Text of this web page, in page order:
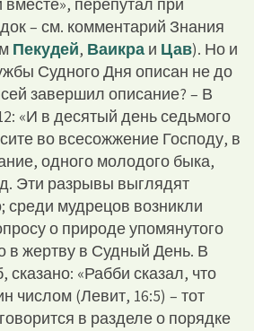
– см. комментарий Знания
Пекудей, Ваикра и Цав). Но и
Судного Дня описан не до
завершил описание? – В
«И в десятый день седьмого
во всесожжение Господу, в
одного молодого быка,
Эти разрывы выглядят
среди мудрецов возникли
о природе упомянутого
в жертву в Судный День. В
сказано: «Рабби сказал, что
числом (Левит, 16:5) – тот
в разделе о порядке